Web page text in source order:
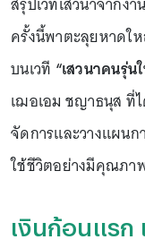
ครั้งนี้พาตะลุยหาดใ
บนเวที “เสวนาคนรุ่
เฌอเอม ชญาธนุส ที่
จัดการและวางแผนก
ใช้ชีวิตอย่างมีคุณภา
เงินก้อนแรก